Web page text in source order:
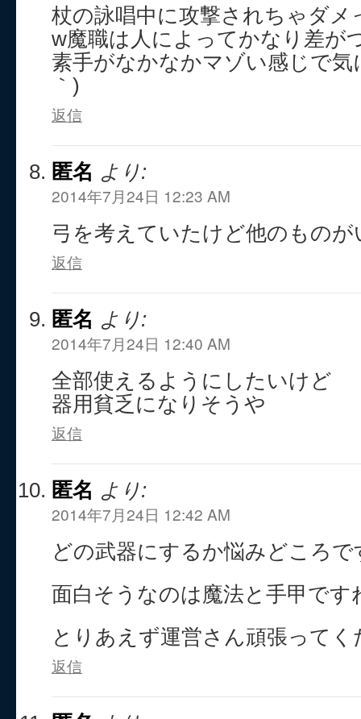
杖の詠唱中に攻撃されちゃダ
w魔職は人によってかなり差が
素手がなかなかマゾい感じで気
｀)
返信
匿名 より:
2014年7月24日 12:23 AM
弓を考えていたけど他のもの
返信
匿名 より:
2014年7月24日 12:40 AM
全部使えるようにしたいけど
器用貧乏になりそうや
返信
匿名 より:
2014年7月24日 12:42 AM
どの武器にするか悩みどころで
面白そうなのは魔法と手甲です
とりあえず運営さん頑張って
返信